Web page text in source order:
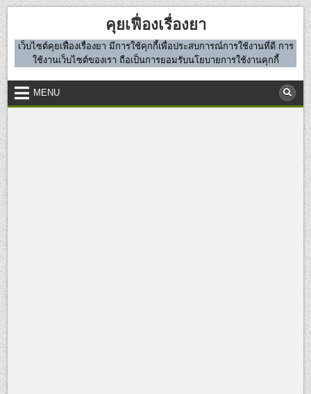
Skip
to
content
คุยเฟื่องเรื่องยา
เว็บไซต์คุยเฟื่องเรื่องยา มีการใช้คุกกี้เพื่อประสบการณ์การใช้งานที่ดี การ
ใช้งานเว็บไซต์ของเรา ถือเป็นการยอมรับนโยบายการใช้งานคุกกี้
MENU